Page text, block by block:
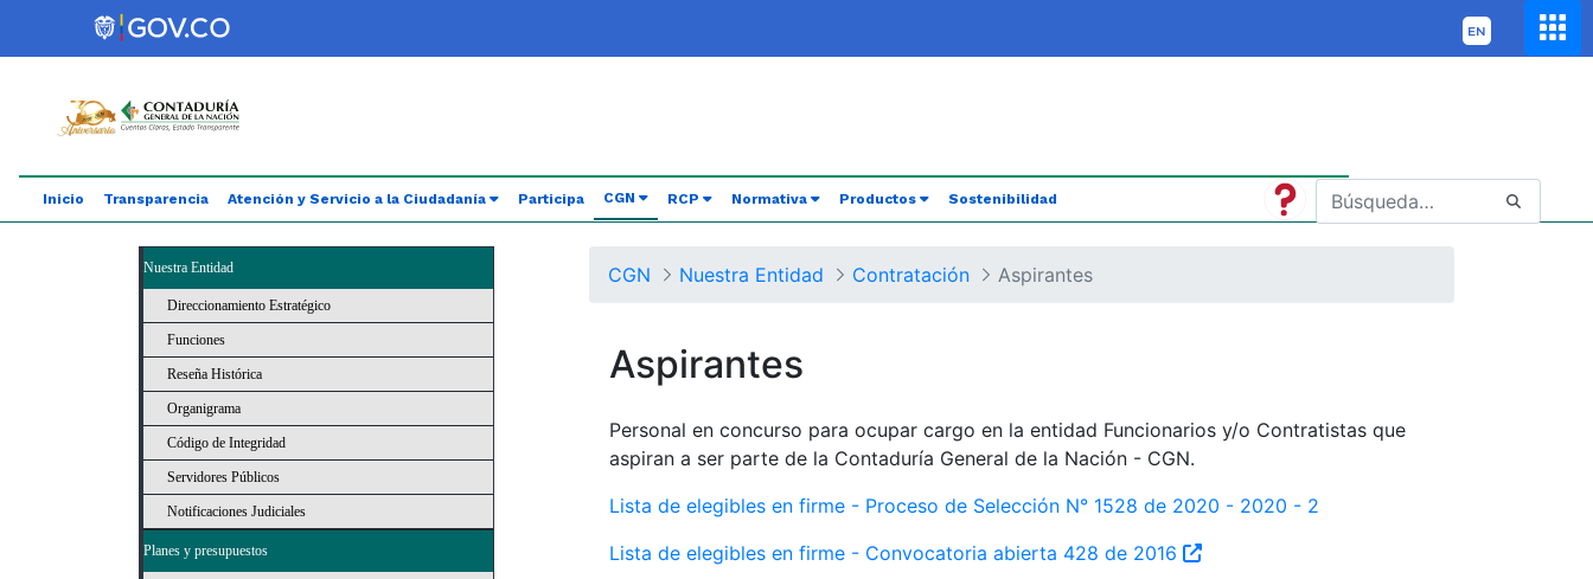
Saltar al contenido principal
Abrir menú de accesibilidad
Inicio Transparencia Atención y Servicio a la Ciudadanía Participa CGN (current)
RCP Normativa Productos Sostenibilidad
Nuestra Entidad
Direccionamiento Estratégico
Funciones
Reseña Histórica
Organigrama
Código de Integridad
Servidores Públicos
Notificaciones Judiciales
Planes y presupuestos
CGN Nuestra Entidad Contratación Aspirantes
Aspirantes
Personal en concurso para ocupar cargo en la entidad Funcionarios y/o Contratistas que
aspiran a ser parte de la Contaduría General de la Nación - CGN.
Lista de elegibles en firme - Proceso de Selección N° 1528 de 2020 - 2020 - 2
Lista de elegibles en firme - Convocatoria abierta 428 de 2016